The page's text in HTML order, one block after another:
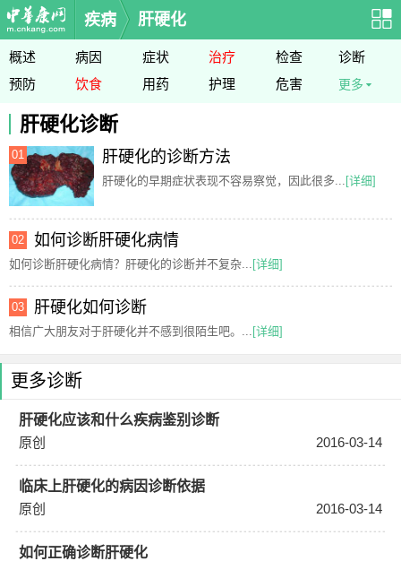
疾病 肝硬化
概述 病因 症状 治疗 检查
诊断
预防
饮食 用药 护理 危害 更多
肝硬化诊断
01 肝硬化的诊断方法
肝硬化的早期症状表现不容易察觉，因此很多... [详细]
02 如何诊断肝硬化病情
如何诊断肝硬化病情？肝硬化的诊断并不复杂... [详细]
03 肝硬化如何诊断
相信广大朋友对于肝硬化并不感到很陌生吧。... [详细]
更多诊断
肝硬化应该和什么疾病鉴别诊断
原创
2016-03-14
临床上肝硬化的病因诊断依据
原创
2016-03-14
如何正确诊断肝硬化